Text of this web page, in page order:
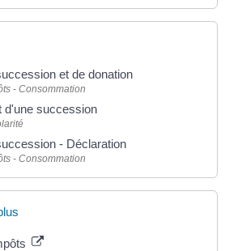
et de donation
- Consommation
d'une succession
- Déclaration
- Consommation